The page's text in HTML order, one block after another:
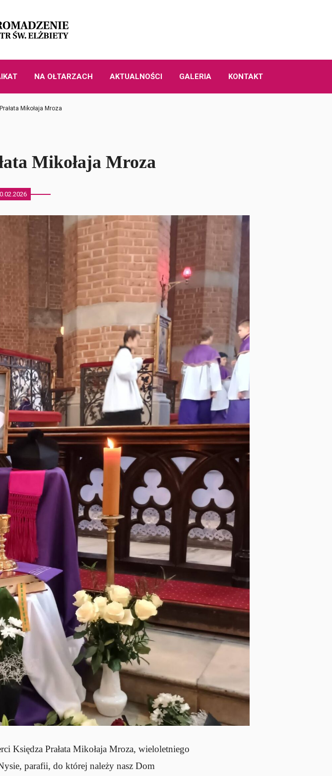
NA OŁTARZACH AKTUALNOŚCI GALERIA KONTAKT
Mikołaja Mroza
Mikołaja Mroza
Księdza Prałata Mikołaja Mroza, wieloletniego
parafii, do której należy nasz Dom